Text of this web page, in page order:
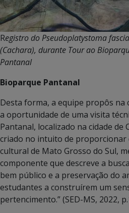
Registro do Pseudoplatystoma
(Cachara), durante Tour ao
Pantanal
Bioparque Pantanal
Desta forma, a equipe propôs
a oportunidade de uma visita
Pantanal, localizado na cidade de
criado no intuito de proporcionar
cultural de Mato Grosso do Sul,
componente que descreve a
bem público e a preservação do
estudantes a construírem um
pertencimento.” (SED-MS, 2022,